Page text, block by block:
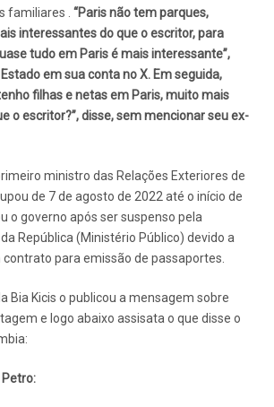
familiares . “Paris não tem parques,
interessantes do que o escritor, para
tudo em Paris é mais interessante”,
em sua conta no X. Em seguida,
filhas e netas em Paris, muito mais
o escritor?”, disse, sem mencionar seu ex-
ministro das Relações Exteriores de
de 7 de agosto de 2022 até o início de
o governo após ser suspenso pela
República (Ministério Público) devido a
para emissão de passaportes.
Bia Kicis o publicou a mensagem sobre
e logo abaixo assisata o que disse o